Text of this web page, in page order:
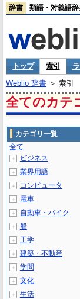
辞書 類語・対義語辞
トップ 索引
Weblio 辞書＞ 索引
全てのカテ
カテゴリ一覧
全て
＋ ビジネス
＋ 業界用語
＋ コンピュータ
＋ 電車
＋ 自動車・バイク
＋ 船
＋ 工学
＋ 建築・不動産
＋ 学問
＋ 文化
＋ 生活